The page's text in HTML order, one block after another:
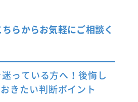
らからお気軽にご相談く
っている方へ！後悔し
きたい判断ポイント